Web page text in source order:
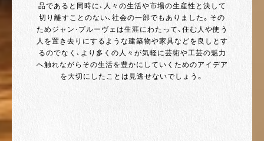
品であると同時に、人々の生活や市場の生産性と決して
切り離すことのない、社会の一部でもありました。その
ためジャン・プルーヴェは生涯にわたって、住む人や使う
人を置き去りにするような建築物や家具などを良しとす
るのでなく、より多くの人々が気軽に芸術や工芸の魅力
へ触れながらその生活を豊かにしていくためのアイデア
を大切にしたことは見逃せないでしょう。